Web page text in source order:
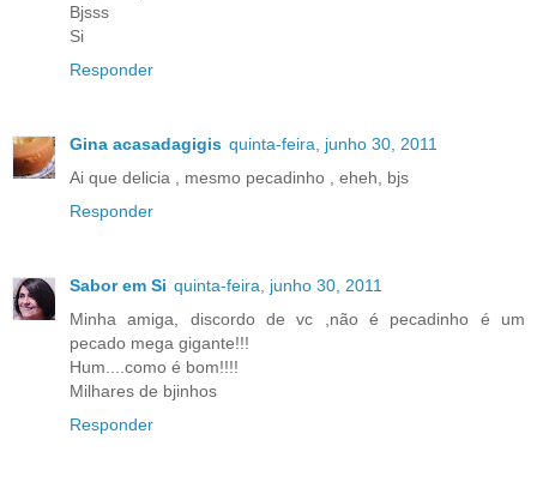
Bjsss
Si
Responder
Gina acasadagigis quinta-feira, junho 30, 2011
Ai que delicia , mesmo pecadinho , eheh, bjs
Responder
Sabor em Si quinta-feira, junho 30, 2011
Minha amiga, discordo de vc ,não é pecadinho é um
pecado mega gigante!!!
Hum....como é bom!!!!
Milhares de bjinhos
Responder